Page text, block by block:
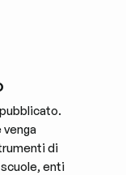
venga
di
enti